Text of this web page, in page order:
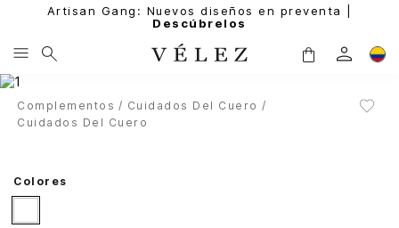
Artisan Gang: Nuevos diseños en preventa |
Descúbrelos
Complementos
Cuidados Del Cuero
Cuidados Del Cuero
Colores